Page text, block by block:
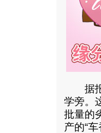
据报
学旁。
批量的
产的“